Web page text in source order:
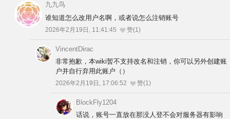
九九鸟
谁知道怎么改用户名啊，或者说怎么注销账号
2026年2月19日, 11:41:45 赞(1)
VincentDirac
非常抱歉，本wiki暂不支持改名和注销，你可以另外创建账
户并自行弃用此账户（）
2026年2月19日, 17:06:52 赞(1)
BlockFly1204
话说，账号一直放在那没人登不会对服务器有影响
THB衍生
THB媒体